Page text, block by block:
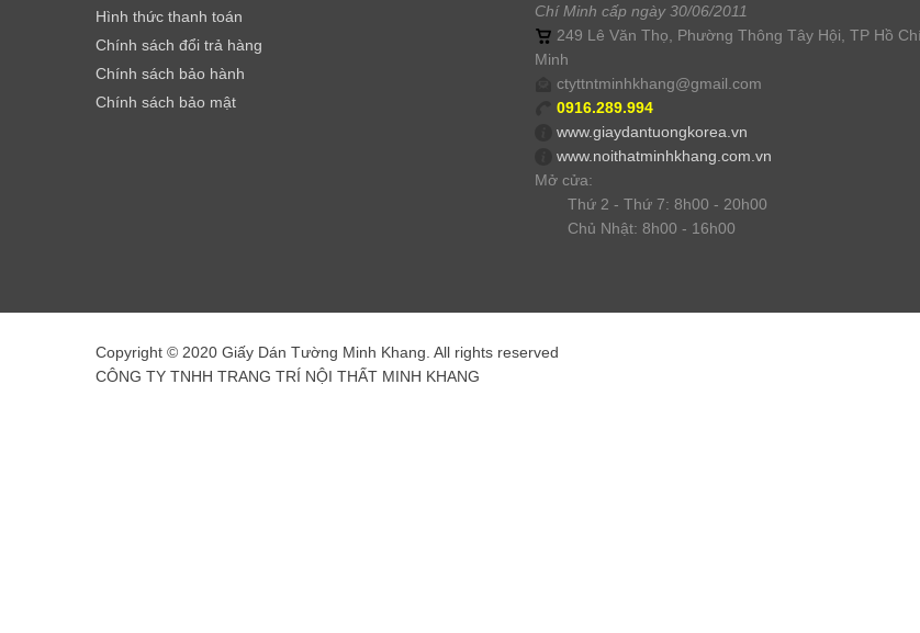
Hình thức thanh toán
Chính sách đổi trả hàng
Chính sách bảo hành
Chính sách bảo mật
Chí Minh cấp ngày 30/06/2011
249 Lê Văn Thọ, Phường Thông Tây Hội, TP Hồ
Minh
ctyttntminhkhang@gmail.com
0916.289.994
www.giaydantuongkorea.vn
www.noithatminhkhang.com.vn
Mở cửa:
Thứ 2 - Thứ 7: 8h00 - 20h00
Chủ Nhật: 8h00 - 16h00
Copyright © 2020 Giấy Dán Tường Minh Khang. All rights reserved
CÔNG TY TNHH TRANG TRÍ NỘI THẤT MINH KHANG